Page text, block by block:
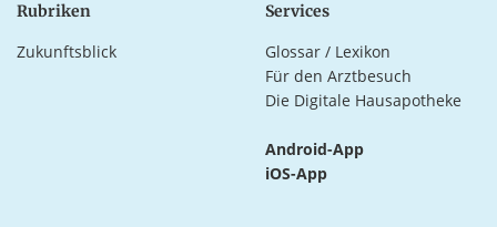
Rubriken
Zukunftsblick
Services
Glossar / Lexikon
Für den Arztbesuch
Die Digitale Hausapotheke
Android-App
iOS-App